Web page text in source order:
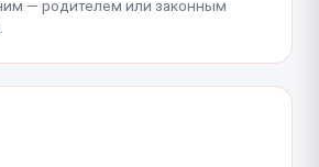
— родителем или законным